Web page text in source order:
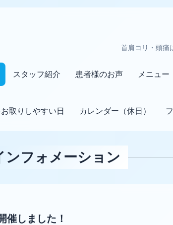
首肩コリ・頭痛
スタッフ紹介 患者様のお声 メニュー
取りしやすい日 カレンダー（休日）
ンフォメーション
催しました！